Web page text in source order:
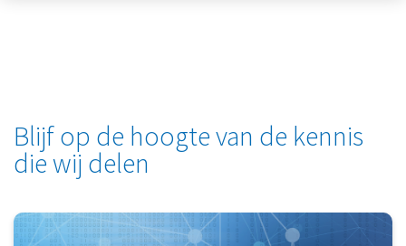
Blijf op de hoogte van de kennis
die wij delen